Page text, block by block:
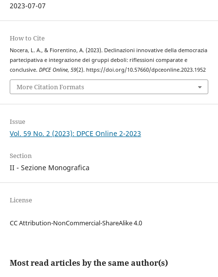
2023-07-07
How to Cite
Nocera, L. A., & Fiorentino, A. (2023). Declinazioni innovative della democrazia
partecipativa e integrazione dei gruppi deboli: riflessioni comparate e
conclusive. DPCE Online, 59(2). https://doi.org/10.57660/dpceonline.2023.1952
More Citation Formats
Issue
Vol. 59 No. 2 (2023): DPCE Online 2-2023
Section
II - Sezione Monografica
License
CC Attribution-NonCommercial-ShareAlike 4.0
Most read articles by the same author(s)